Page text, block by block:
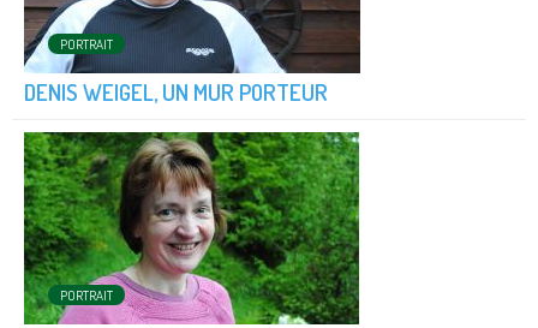
PORTRAIT
DENIS WEIGEL, UN MUR PORTEUR
PORTRAIT